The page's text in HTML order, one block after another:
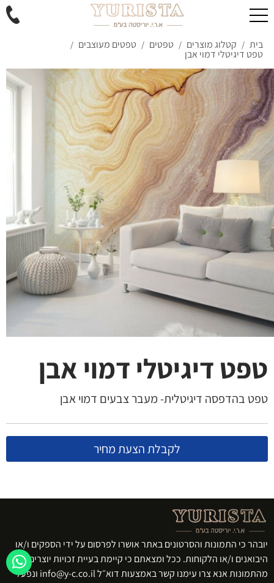
בית / קטלוג מוצרים / טפטים / טפטים מעוצבים /
טפט דיגיטלי דמוי אבן
טפט דיגיטלי דמוי אבן
טפט בהדפסה דיגיטלית- מעבר צבעים דמוי אבן
לקבלת הצעת מחיר
יובהר כי התמונות והסרטונים באתר אושרו לפרסום על ידי הספקים ו/או
היבואנים ו/או הלקוחות. ככל ומצאתם כי קיימת בעיית זכויות יוצרים באיזו
מהתמונות אנא צרו עימנו קשר באמצעות דוא״ל info@y-c.co.il ונפעל